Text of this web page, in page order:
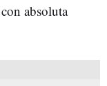
absoluta